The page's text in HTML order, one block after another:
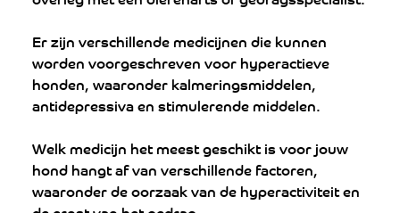
Er zijn verschillende medicijnen die kunnen
worden voorgeschreven voor hyperactieve
honden, waaronder kalmeringsmiddelen,
antidepressiva en stimulerende middelen.
Welk medicijn het meest geschikt is voor jouw
hond hangt af van verschillende factoren,
waaronder de oorzaak van de hyperactiviteit en